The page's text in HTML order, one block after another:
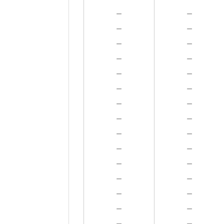
－
－
－
－
－
－
－
－
－
－
－
－
－
－
－
－
－
－
－
－
－
－
－
－
－
－
－
－